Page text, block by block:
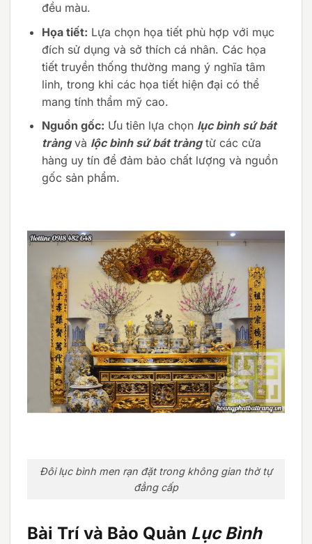
đều màu.
Họa tiết: Lựa chọn họa tiết phù hợp với mục
đích sử dụng và sở thích cá nhân. Các họa
tiết truyền thống thường mang ý nghĩa tâm
linh, trong khi các họa tiết hiện đại có thể
mang tính thẩm mỹ cao.
Nguồn gốc: Ưu tiên lựa chọn lục bình sứ bát
tràngvà lộc bình sứ bát tràngtừ các cửa
hàng uy tín để đảm bảo chất lượng và nguồn
gốc sản phẩm.
Đôi lục bình men rạn đặt trong không gian thờ tự
đẳng cấp
Bài Trí và Bảo Quản Lục Bình